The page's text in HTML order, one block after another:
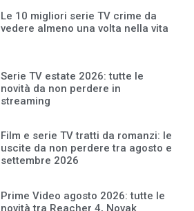
Le 10 migliori serie TV crime da
vedere almeno una volta nella vita
Serie TV estate 2026: tutte le
novità da non perdere in
streaming
Film e serie TV tratti da romanzi: le
uscite da non perdere tra agosto e
settembre 2026
Prime Video agosto 2026: tutte le
novità tra Reacher 4, Novak